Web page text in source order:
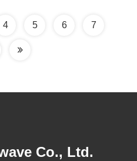
4 5 6 7
Co., Ltd.